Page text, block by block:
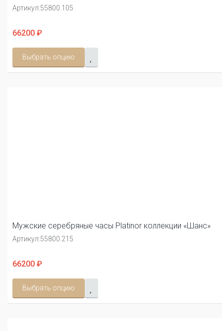
Артикул:55800.105
66200 ₽
Выбрать опцию
Мужские серебряные часы Platinor коллекции «Шанс»
Артикул:55800.215
66200 ₽
Выбрать опцию